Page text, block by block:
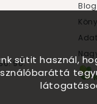
90.
Blog
sütit használ,